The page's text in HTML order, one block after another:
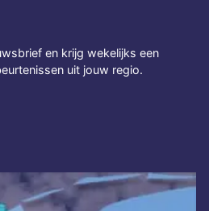
en krijg wekelijks een
uit jouw regio.